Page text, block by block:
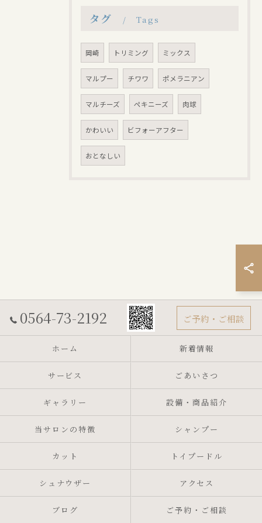
タグ Tags
岡崎 トリミング ミックス
マルプー チワワ ポメラニアン
マルチーズ ペキニーズ 肉球
かわいい ビフォーアフター
おとなしい
0564-73-2192 ご予約・ご相談
ホーム 新着情報
サービス ごあいさつ
ギャラリー 設備・商品紹介
当サロンの特徴 シャンプー
カット トイプードル
シュナウザー アクセス
ブログ ご予約・ご相談